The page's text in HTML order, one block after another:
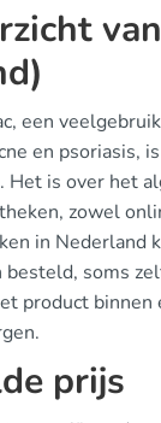
een
en psoriasis,
Het is over het
zowel
in Nederland
soms
product binnen
prijs